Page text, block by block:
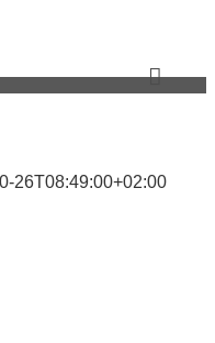
26T08:49:00+02:00